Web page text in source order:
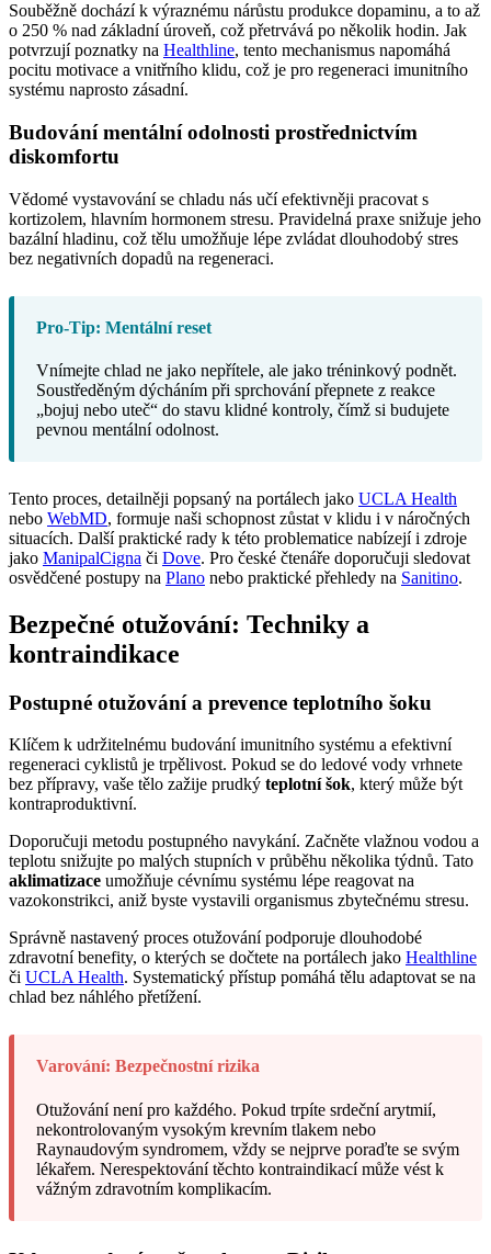
Souběžně dochází k výraznému nárůstu produkce dopaminu, a to až
o 250 % nad základní úroveň, což přetrvává po několik hodin. Jak
potvrzují poznatky na Healthline, tento mechanismus napomáhá
pocitu motivace a vnitřního klidu, což je pro regeneraci imunitního
systému naprosto zásadní.
Budování mentální odolnosti prostřednictvím
diskomfortu
Vědomé vystavování se chladu nás učí efektivněji pracovat s
kortizolem, hlavním hormonem stresu. Pravidelná praxe snižuje jeho
bazální hladinu, což tělu umožňuje lépe zvládat dlouhodobý stres
bez negativních dopadů na regeneraci.
Pro-Tip: Mentální reset
Vnímejte chlad ne jako nepřítele, ale jako tréninkový podnět.
Soustředěným dýcháním při sprchování přepnete z reakce
„bojuj nebo uteč“ do stavu klidné kontroly, čímž si budujete
pevnou mentální odolnost.
Tento proces, detailněji popsaný na portálech jako UCLA Health
nebo WebMD, formuje naši schopnost zůstat v klidu i v náročných
situacích. Další praktické rady k této problematice nabízejí i zdroje
jako ManipalCigna či Dove. Pro české čtenáře doporučuji sledovat
osvědčené postupy na Plano nebo praktické přehledy na Sanitino.
Bezpečné otužování: Techniky a
kontraindikace
Postupné otužování a prevence teplotního šoku
Klíčem k udržitelnému budování imunitního systému a efektivní
regeneraci cyklistů je trpělivost. Pokud se do ledové vody vrhnete
bez přípravy, vaše tělo zažije prudký teplotní šok, který může být
kontraproduktivní.
Doporučuji metodu postupného navykání. Začněte vlažnou vodou a
teplotu snižujte po malých stupních v průběhu několika týdnů. Tato
aklimatizace umožňuje cévnímu systému lépe reagovat na
vazokonstrikci, aniž byste vystavili organismus zbytečnému stresu.
Správně nastavený proces otužování podporuje dlouhodobé
zdravotní benefity, o kterých se dočtete na portálech jako Healthline
či UCLA Health. Systematický přístup pomáhá tělu adaptovat se na
chlad bez náhlého přetížení.
Varování: Bezpečnostní rizika
Otužování není pro každého. Pokud trpíte srdeční arytmií,
nekontrolovaným vysokým krevním tlakem nebo
Raynaudovým syndromem, vždy se nejprve poraďte se svým
lékařem. Nerespektování těchto kontraindikací může vést k
vážným zdravotním komplikacím.